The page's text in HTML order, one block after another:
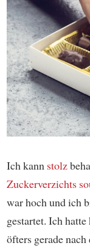
Ich kann stolz
Zuckerverzichts
war hoch und ich
gestartet. Ich
öfters gerade nach